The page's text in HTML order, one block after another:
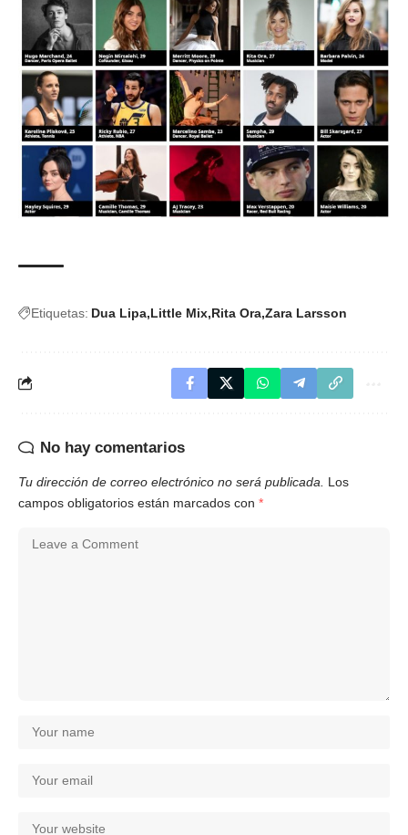
Etiquetas: Dua Lipa Little Mix Rita Ora Zara Larsson
No hay comentarios
Tu dirección de correo electrónico no será publicada.
Los
campos obligatorios están marcados con *